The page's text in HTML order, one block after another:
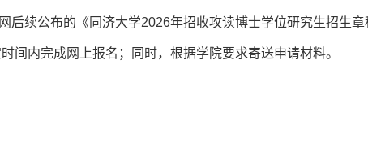
后续公布的《同济大学2026年招收攻读博士学位研究生招生章
间内完成网上报名；同时，根据学院要求寄送申请材料。